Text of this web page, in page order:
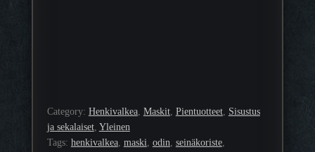
Category: Henkivalkea, Maskit, Pientuotteet, Sisustus
ja sekalaiset, Yleinen
Tags: henkivalkea, maski odin seinäkoriste